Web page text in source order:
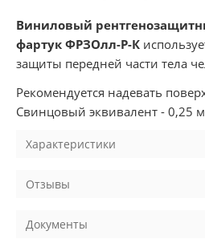
Виниловый
фартук ФРЗОлл-Р-К
защиты передней части тела
Рекомендуется надевать
Свинцовый эквивалент - 0,25
Характеристики
Отзывы
Документы